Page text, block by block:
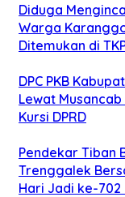
Diduga
Warga
Ditemukan di
DPC PKB
Lewat
Kursi DPRD
Pendekar Tiban
Trenggalek
Hari Jadi ke-702